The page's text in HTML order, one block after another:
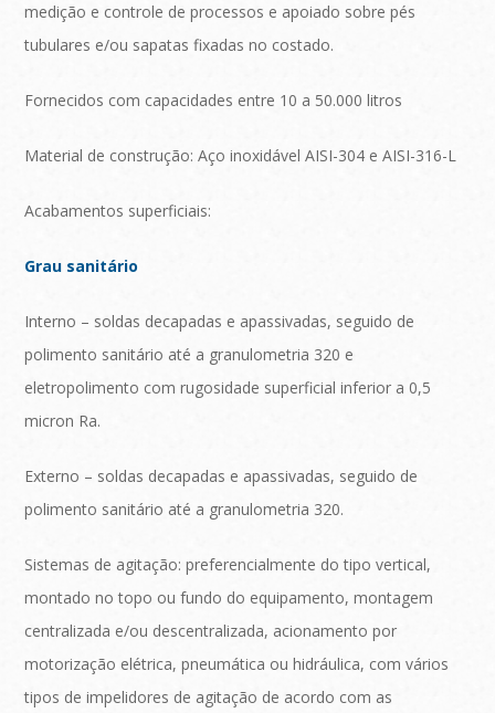
medição e controle de processos e apoiado sobre pés
tubulares e/ou sapatas fixadas no costado.
Fornecidos com capacidades entre 10 a 50.000 litros
Material de construção: Aço inoxidável AISI-304 e AISI-316-L
Acabamentos superficiais:
Grau sanitário
Interno – soldas decapadas e apassivadas, seguido de
polimento sanitário até a granulometria 320 e
eletropolimento com rugosidade superficial inferior a 0,5
micron Ra.
Externo – soldas decapadas e apassivadas, seguido de
polimento sanitário até a granulometria 320.
Sistemas de agitação: preferencialmente do tipo vertical,
montado no topo ou fundo do equipamento, montagem
centralizada e/ou descentralizada, acionamento por
motorização elétrica, pneumática ou hidráulica, com vários
tipos de impelidores de agitação de acordo com as